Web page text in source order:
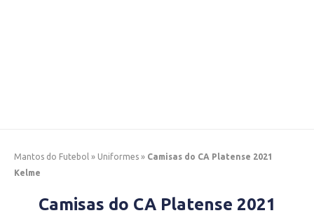
Mantos do Futebol » Uniformes » Camisas do CA Platense 2021
Kelme
Camisas do CA Platense 2021